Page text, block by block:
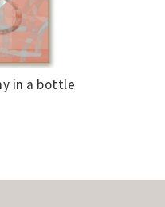
in a bottle